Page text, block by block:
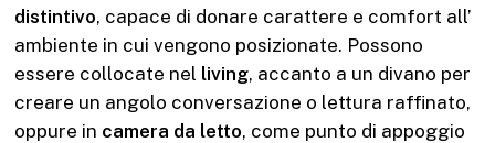
distintivo, capace di donare carattere e comfort all’
ambiente in cui vengono posizionate. Possono
essere collocate nel living, accanto a un divano per
creare un angolo conversazione o lettura raffinato,
oppure in camera da letto, come punto di appoggio